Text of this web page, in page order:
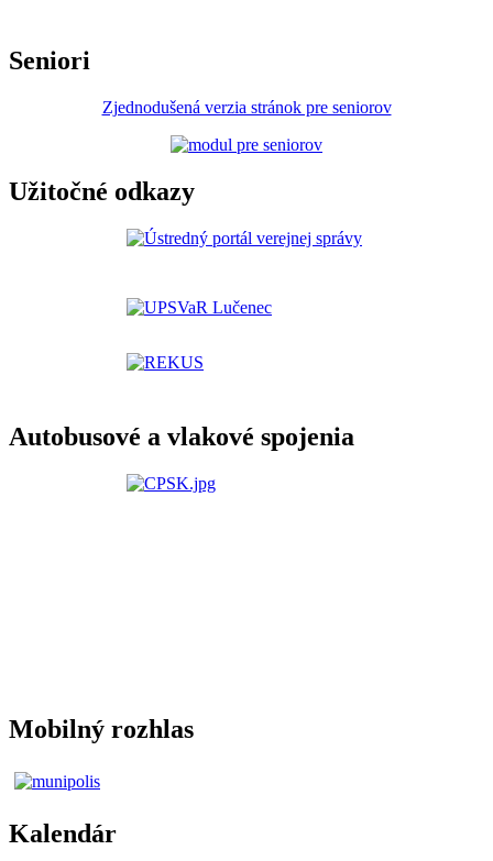
Seniori
Zjednodušená verzia stránok pre seniorov
Užitočné odkazy
Autobusové a vlakové spojenia
Mobilný rozhlas
Kalendár